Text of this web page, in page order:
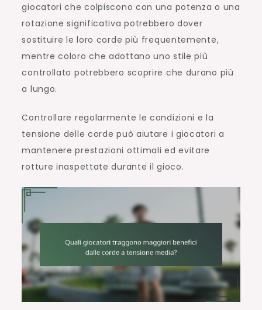
giocatori che colpiscono con una potenza o una
rotazione significativa potrebbero dover
sostituire le loro corde più frequentemente,
mentre coloro che adottano uno stile più
controllato potrebbero scoprire che durano più
a lungo.
Controllare regolarmente le condizioni e la
tensione delle corde può aiutare i giocatori a
mantenere prestazioni ottimali ed evitare
rotture inaspettate durante il gioco.